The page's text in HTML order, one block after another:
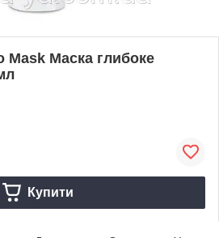
Mask Маска глибоке
Купити